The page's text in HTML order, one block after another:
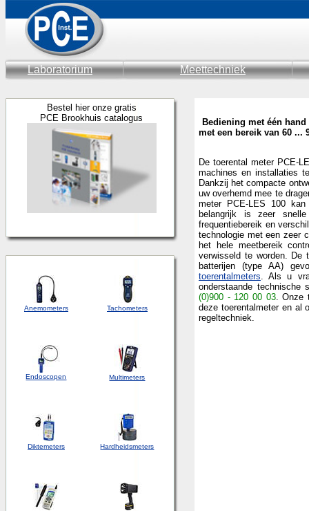
Laboratorium Meettechniek
Bestel hier onze gratis
PCE Brookhuis catalogus
Anemometers Tachometers
Endoscopen Multimeters
Diktemeters Hardheidsmeters
Bediening met één
met een bereik van 60
De toerental meter PCE-
machines en installaties
Dankzij het compacte
uw overhemd mee te
meter PCE-LES 100
belangrijk is zeer
frequentiebereik en
technologie met een zeer
het hele meetbereik
verwisseld te worden. De
batterijen (type AA)
toerentalmeters. Als u
onderstaande
(0)900 - 120 00 03. Onze
deze toerentalmeter en al
regeltechniek.